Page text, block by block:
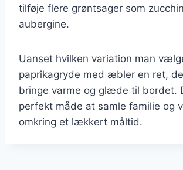
tilføje flere grøntsager som
aubergine.
Uanset hvilken variation man
paprikagryde med æbler en ret,
bringe varme og glæde til bordet.
perfekt måde at samle familie og
omkring et lækkert måltid.